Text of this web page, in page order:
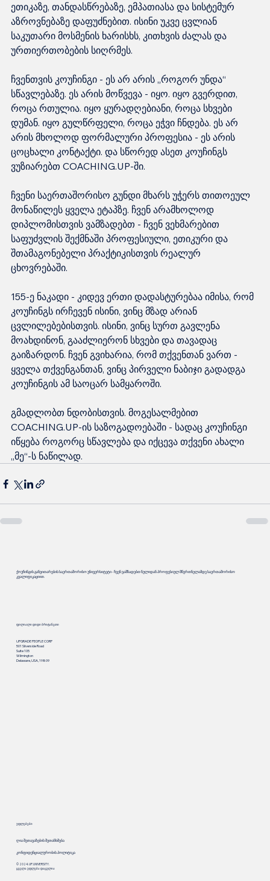
ეთიკაზე, თანდასწრებაზე, ემპათიასა და სისტემურ
აზროვნებაზე დაფუძნებით. ისინი უკვე ცვლიან
საკუთარი მოსმენის ხარისხს, კითხვის ძალას და
ურთიერთობების სიღრმეს.
ჩვენთვის კოუჩინგი - ეს არ არის „როგორ უნდა“
სწავლებაზე. ეს არის მოწვევა - იყო. იყო გვერდით,
როცა რთულია. იყო ყურადღებიანი, როცა სხვები
დუმან. იყო გულწრფელი, როცა ეჭვი ჩნდება. ეს არ
არის მხოლოდ ფორმალური პროფესია - ეს არის
ცოცხალი კონტაქტი. და სწორედ ასეთ კოუჩინგს
ვუზიარებთ COACHING.UP-ში.
ჩვენი საერთაშორისო გუნდი მხარს უჭერს თითოეულ
მონაწილეს ყველა ეტაპზე. ჩვენ არამხოლოდ
დიპლომისთვის ვამზადებთ - ჩვენ ვეხმარებით
საფუძვლის შექმნაში პროფესიული, ეთიკური და
შთამაგონებელი პრაქტიკისთვის რეალურ
ცხოვრებაში.
155-ე ნაკადი - კიდევ ერთი დადასტურებაა იმისა, რომ
კოუჩინგს ირჩევენ ისინი, ვინც მზად არიან
ცვლილებებისთვის. ისინი, ვინც სურთ გავლენა
მოახდინონ, გააძლიერონ სხვები და თავადაც
გაიზარდონ. ჩვენ გვიხარია, რომ თქვენთან ვართ -
ყველა თქვენგანთან, ვინც პირველი ნაბიჯი გადადგა
კოუჩინგის ამ საოცარ სამყაროში.
გმადლობთ ნდობისთვის. მოგესალმებით
COACHING.UP-ის საზოგადოებაში - სადაც კოუჩინგი
იწყება როგორც სწავლება და იქცევა თქვენი ახალი
„მე“-ს ნაწილად.
ქოუჩინგის განვითარების საერთაშორისო უნივერსიტეტი - ჩვენ ვამზადებთ ნულიდან პროფესიულ მწვრთნელამდე საერთაშორისო
კვალიფიკაციით.
ფილიალი დიდი ბრიტანეთი
UPGRADE PEOPLE CORP
501 Silverside Road
Suite 105
Wilmington
Delaware, USA, 19809
უფლებები
ღია შეთავაზების შეთანხმება
კონფიდენციალურობის პოლიტიკა
© 2024. UP.UNIVERSITY.
ყველა უფლება დაცულია